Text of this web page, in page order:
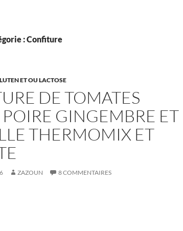
: Confiture
ET OU LACTOSE
DE TOMATES
POIRE GINGEMBRE ET
THERMOMIX ET
ZAZOUN 8 COMMENTAIRES